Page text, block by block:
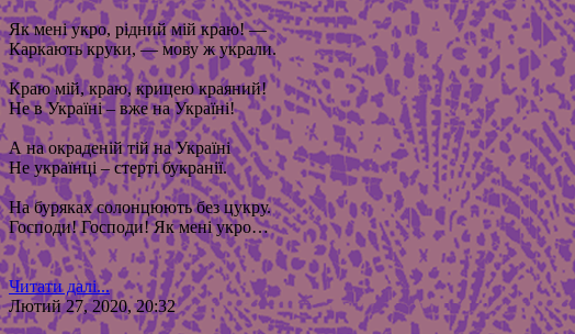
Як мені укро, рідний мій краю! —
Каркають круки, — мову ж украли.
Краю мій, краю, крицею краяний!
Не в Україні – вже на Україні!
А на окраденій тій на Україні
Не українці – стерті букранії.
На буряках солонцюють без цукру.
Господи! Господи! Як мені укро…
Читати далі...
Лютий 27, 2020, 20:32